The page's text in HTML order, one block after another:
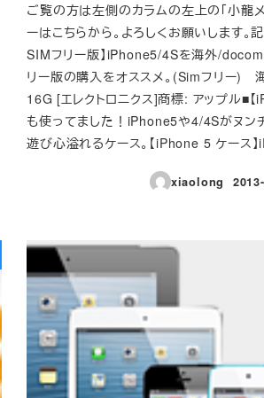
ご覧の方は左側のカラムの左上の「小龍
ーはこちらから。よろしくお願いします。
SIMフリー版】iPhone5/4Sを海外/
リー版の購入をオススメ。(Simフリー)
16G [エレクトロニクス]商標: アップル■
も使ってました！iPhone5や4/4Sがヌン
遊び心溢れるケース。【iPhone 5 ケース
xiaolong
投稿